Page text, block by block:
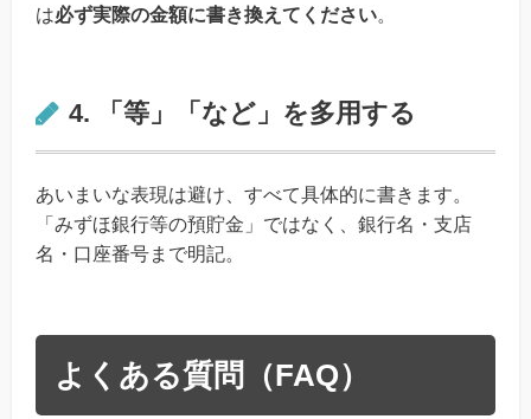
は必ず実際の金額に書き換えてください。
4. 「等」「など」を多用する
あいまいな表現は避け、すべて具体的に書きます。
「みずほ銀行等の預貯金」ではなく、銀行名・支店
名・口座番号まで明記。
よくある質問（FAQ）